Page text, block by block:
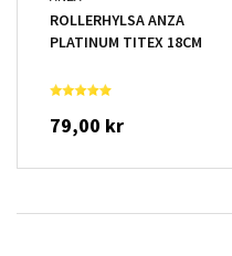
ROLLERHYLSA ANZA
PLATINUM TITEX 18CM
79,00 kr